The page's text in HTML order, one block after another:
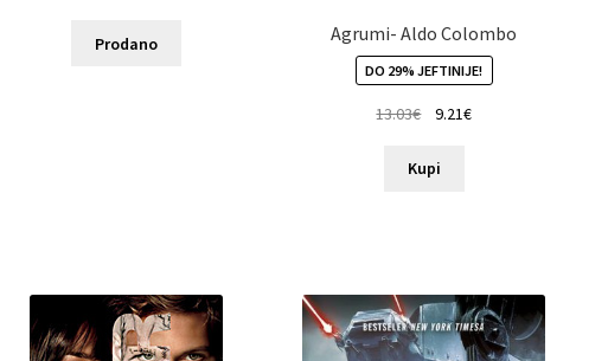
Prodano Agrumi- Aldo Colombo
DO 29% JEFTINIJE!
13.03€ 9.21€
Kupi